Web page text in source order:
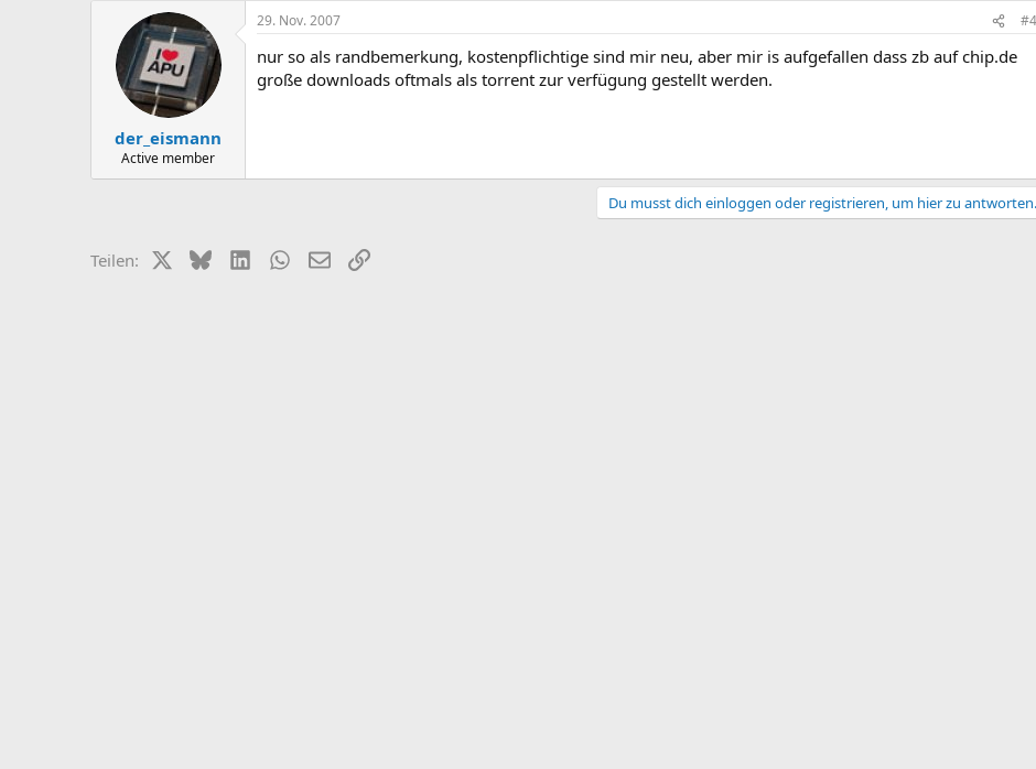
der_eismann
Active member
29. Nov. 2007 #4
nur so als randbemerkung, kostenpflichtige sind mir neu, aber mir is aufgefallen dass zb auf chip.de
große downloads oftmals als torrent zur verfügung gestellt werden.
Du musst dich einloggen oder registrieren, um hier zu antworten.
Teilen: X (Twitter)
BlueskyLinkedInWhatsApp
E-MailLink